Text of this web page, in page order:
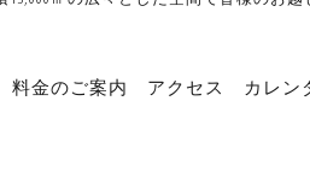
料金のご案内 アクセス カレン